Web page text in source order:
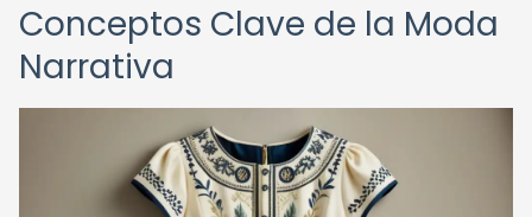
Conceptos Clave de la Moda
Narrativa